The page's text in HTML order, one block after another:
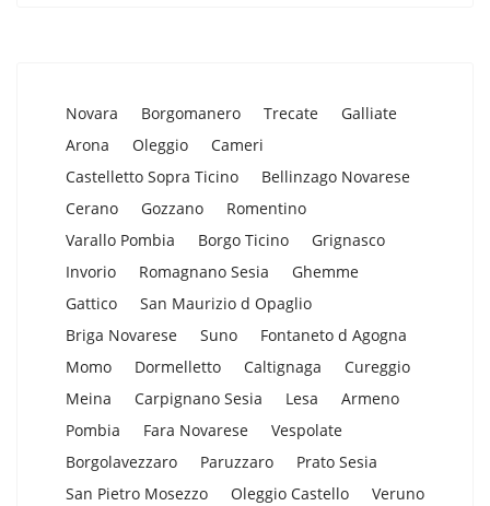
Novara Borgomanero Trecate
Galliate
Arona
Oleggio
Cameri
Castelletto Sopra Ticino
Bellinzago Novarese
Cerano
Gozzano
Romentino
Varallo Pombia
Borgo Ticino
Grignasco
Invorio
Romagnano Sesia
Ghemme
Gattico
San Maurizio d Opaglio
Briga Novarese
Suno
Fontaneto d Agogna
Momo
Dormelletto Caltignaga
Cureggio
Meina
Carpignano Sesia Lesa
Armeno
Pombia
Fara Novarese
Vespolate
Borgolavezzaro
Paruzzaro
Prato Sesia
San Pietro Mosezzo
Oleggio Castello
Veruno